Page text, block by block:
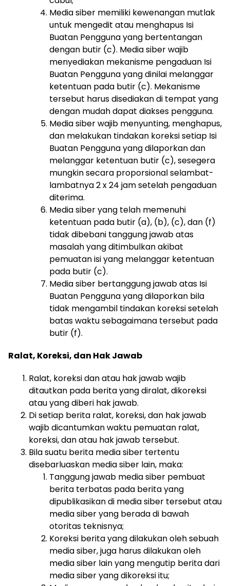
Media siber memiliki kewenangan mutlak
untuk mengedit atau menghapus Isi
Buatan Pengguna yang bertentangan
dengan butir (c). Media siber wajib
menyediakan mekanisme pengaduan Isi
Buatan Pengguna yang dinilai melanggar
ketentuan pada butir (c). Mekanisme
tersebut harus disediakan di tempat yang
dengan mudah dapat diakses pengguna.
Media siber wajib menyunting, menghapus,
dan melakukan tindakan koreksi setiap Isi
Buatan Pengguna yang dilaporkan dan
melanggar ketentuan butir (c), sesegera
mungkin secara proporsional selambat-
lambatnya 2 x 24 jam setelah pengaduan
diterima.
Media siber yang telah memenuhi
ketentuan pada butir (a), (b), (c), dan (f)
tidak dibebani tanggung jawab atas
masalah yang ditimbulkan akibat
pemuatan isi yang melanggar ketentuan
pada butir (c).
Media siber bertanggung jawab atas Isi
Buatan Pengguna yang dilaporkan bila
tidak mengambil tindakan koreksi setelah
batas waktu sebagaimana tersebut pada
butir (f).
Ralat, Koreksi, dan Hak Jawab
Ralat, koreksi dan atau hak jawab wajib
ditautkan pada berita yang diralat, dikoreksi
atau yang diberi hak jawab.
Di setiap berita ralat, koreksi, dan hak jawab
wajib dicantumkan waktu pemuatan ralat,
koreksi, dan atau hak jawab tersebut.
Bila suatu berita media siber tertentu
disebarluaskan media siber lain, maka:
Tanggung jawab media siber pembuat
berita terbatas pada berita yang
dipublikasikan di media siber tersebut atau
media siber yang berada di bawah
otoritas teknisnya;
Koreksi berita yang dilakukan oleh sebuah
media siber, juga harus dilakukan oleh
media siber lain yang mengutip berita dari
media siber yang dikoreksi itu;